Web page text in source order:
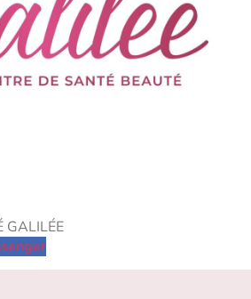
GALILÉE